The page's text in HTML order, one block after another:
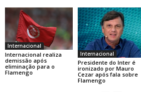
Internacional
Internacional realiza
demissão após
eliminação para o
Flamengo
Internacional
Presidente do Inter é
ironizado por Mauro
Cezar após fala sobre
Flamengo